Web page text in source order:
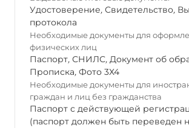
Удостоверение, Свидетельство,
протокола
Необходимые документы для
физических лиц
Паспорт, СНИЛС, Документ об
Прописка, Фото 3Х4
Необходимые документы для
граждан и лиц без гражданства
Паспорт с действующей
(паспорт должен быть переведен